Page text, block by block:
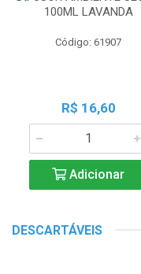
100ML LAVANDA
Código: 61907
R$ 16,60
Adicionar
DESCARTÁVEIS